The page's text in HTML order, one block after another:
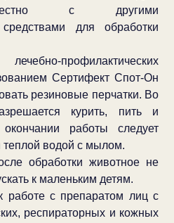
с другими
средствами для обработки
профилактических
Сертифект Спот-Он
резиновые перчатки. Во
курить, пить и
работы следует
водой с мылом.
обработки животное не
к маленьким детям.
работе с препаратом лиц с
респираторных и кожных